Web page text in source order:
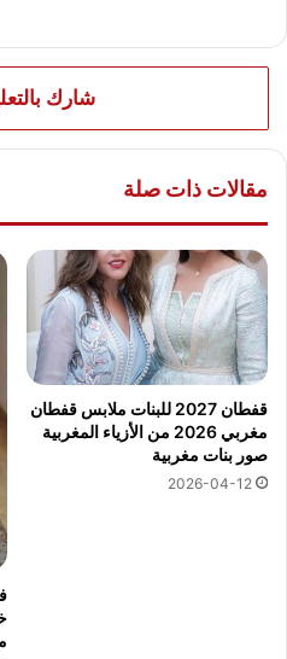
شارك
مقالات ذات صلة
قفطان 2027 للبنات ملابس قفطان
مغربي 2026 من الأزياء المغربية
صور بنات مغربية
2026-04-12